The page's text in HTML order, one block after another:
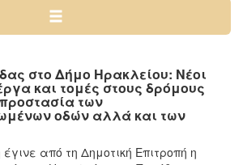
στο Δήμο Ηρακλείου: Νέοι
και τομές στους δρόμους
των
οδών αλλά και των
από τη Δημοτική Επιτροπή η